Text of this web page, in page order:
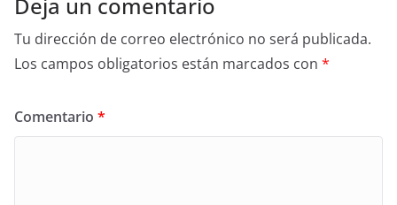
Deja un comentario
Tu dirección de correo electrónico no será publicada.
Los campos obligatorios están marcados con *
Comentario *